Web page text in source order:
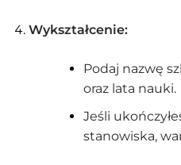
Wykształcenie:
Podaj nazwę
oraz lata nauki.
Jeśli
stanowiska,